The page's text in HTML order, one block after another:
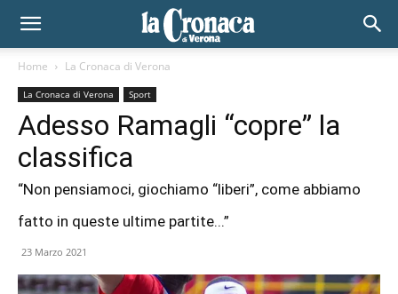
Home La Cronaca di Verona
La Cronaca di Verona Sport
Adesso Ramagli “copre” la
classifica
“Non pensiamoci, giochiamo “liberi”, come abbiamo
fatto in queste ultime partite...”
23 Marzo 2021